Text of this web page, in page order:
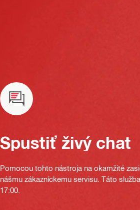
Spustiť živý chat
Pomocou tohto nástroja na okamžité
nášmu zákazníckemu servisu. Táto
17:00.